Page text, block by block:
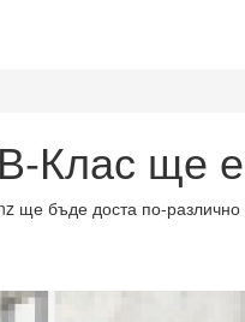
Клас ще
ще бъде доста по-различно